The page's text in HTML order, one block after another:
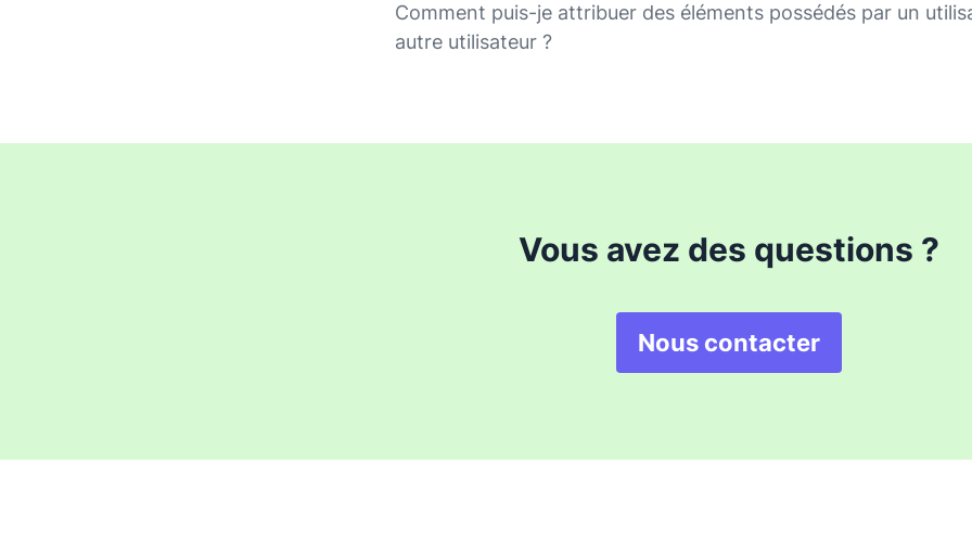
Comment puis-je attribuer des éléments possédés par un
autre utilisateur ?
Vous avez des questions ?
Nous contacter